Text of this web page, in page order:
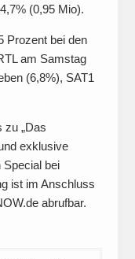
(0,95 Mio).
Prozent bei den
am Samstag
(6,8%), SAT1
zu „Das
exklusive
bei
ist im Anschluss
abrufbar.